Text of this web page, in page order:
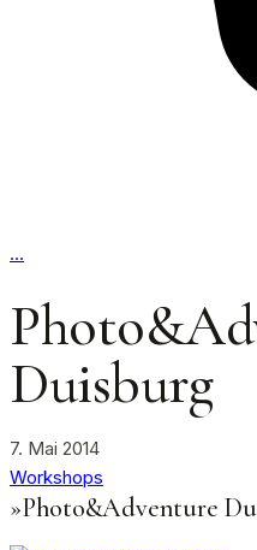
…
Duisburg
7. Mai 2014
Workshops
»Photo&Adventure